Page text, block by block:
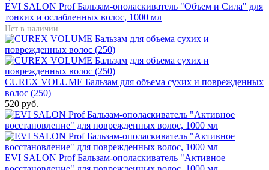
EVI SALON Prof Бальзам-ополаскиватель "Объем и Сила" для
тонких и ослабленных волос, 1000 мл
Нет в наличии
CUREX VOLUME Бальзам для объема сухих и поврежденных
волос (250)
520 руб.
EVI SALON Prof Бальзам-ополаскиватель "Активное